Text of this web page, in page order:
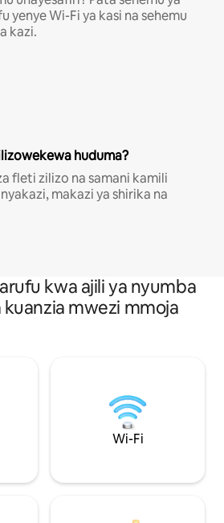
yenye Wi-Fi ya kasi na sehemu
kazi.
huduma?
fleti zilizo na samani kamili
makazi ya shirika na
kwa ajili ya nyumba
mwezi mmoja
Wi-Fi